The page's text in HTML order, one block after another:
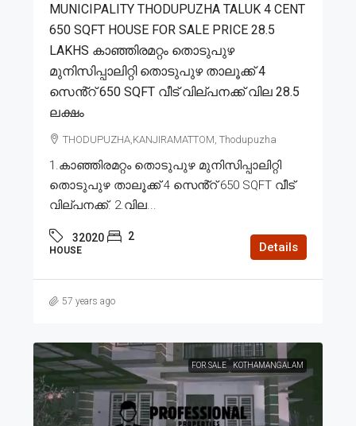
MUNICIPALITY THODUPUZHA TALUK 4 CENT
650 SQFT HOUSE FOR SALE PRICE 28.5
LAKHS കാഞ്ഞിരമറ്റം തൊടുപുഴ
മുനിസിപ്പാലിറ്റി തൊടുപുഴ താലൂക്ക് 4
സെൻ്റ് 650 SQFT വീട് വില്പനക്ക് വില 28.5
ലക്ഷം
THODUPUZHA,KANJIRAMATTOM, Thodupuzha
1.കാഞ്ഞിരമറ്റം തൊടുപുഴ മുനിസിപ്പാലിറ്റി
തൊടുപുഴ താലൂക്ക് 4 സെൻ്റ് 650 SQFT വീട്
വില്പനക്ക്. 2.വില...
32020 2
HOUSE Details
57 years ago
FOR SALE KOTHAMANGALAM